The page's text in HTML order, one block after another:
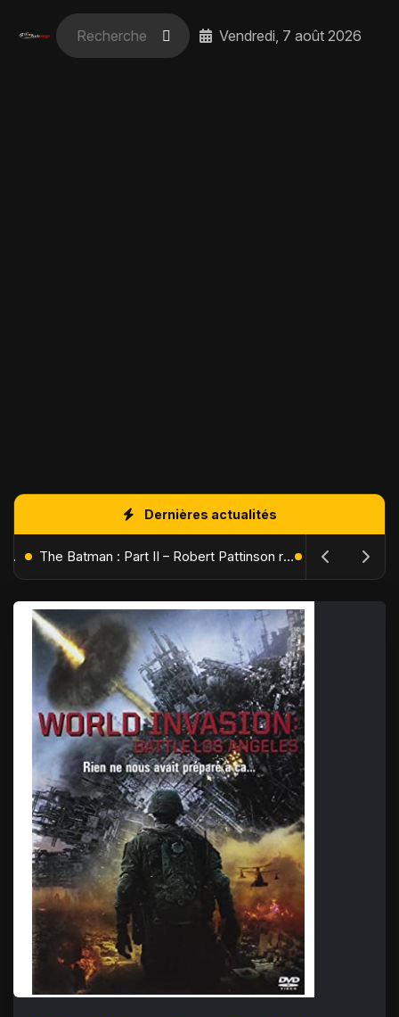
Vendredi, 7 août 2026
Dernières actualités
L'Âge de Glace : Le Réveil du Volcan – Manny, Sid et Diego de retour pour une aventure explosive The Batman : Part II – Robert Pattinson replonge dans les ténèbres de Gotham dès octobre 2027